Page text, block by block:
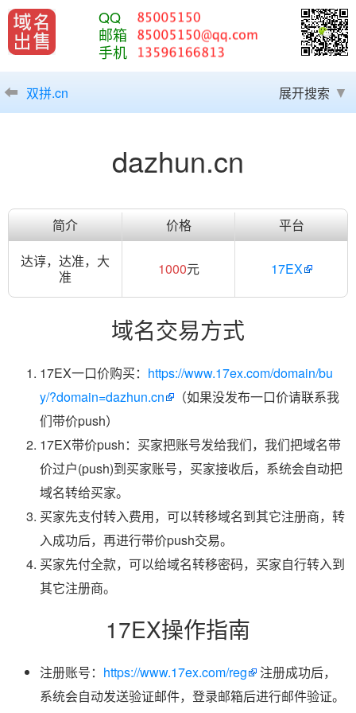
QQ
邮箱
手机
双拼.cn 展开搜索
dazhun.cn
简介 价格
平台
达谆，达准，大
准
1000元 17EX
域名交易方式
17EX一口价购买： https://www.17ex.com/domain/bu
y/?domain=dazhun.cn
（如果没发布一口价请联系我
们带价push）
17EX带价push：买家把账号发给我们，我们把域名带
价过户(push)到买家账号，买家接收后，系统会自动把
域名转给买家。
买家先支付转入费用，可以转移域名到其它注册商，转
入成功后，再进行带价push交易。
买家先付全款，可以给域名转移密码，买家自行转入到
其它注册商。
17EX操作指南
注册账号： https://www.17ex.com/reg
注册成功后，
系统会自动发送验证邮件，登录邮箱后进行邮件验证。